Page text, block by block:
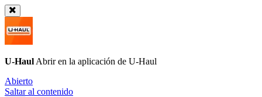
U-Haul Abrir en la aplicación de U-Haul
Abierto
Saltar al contenido